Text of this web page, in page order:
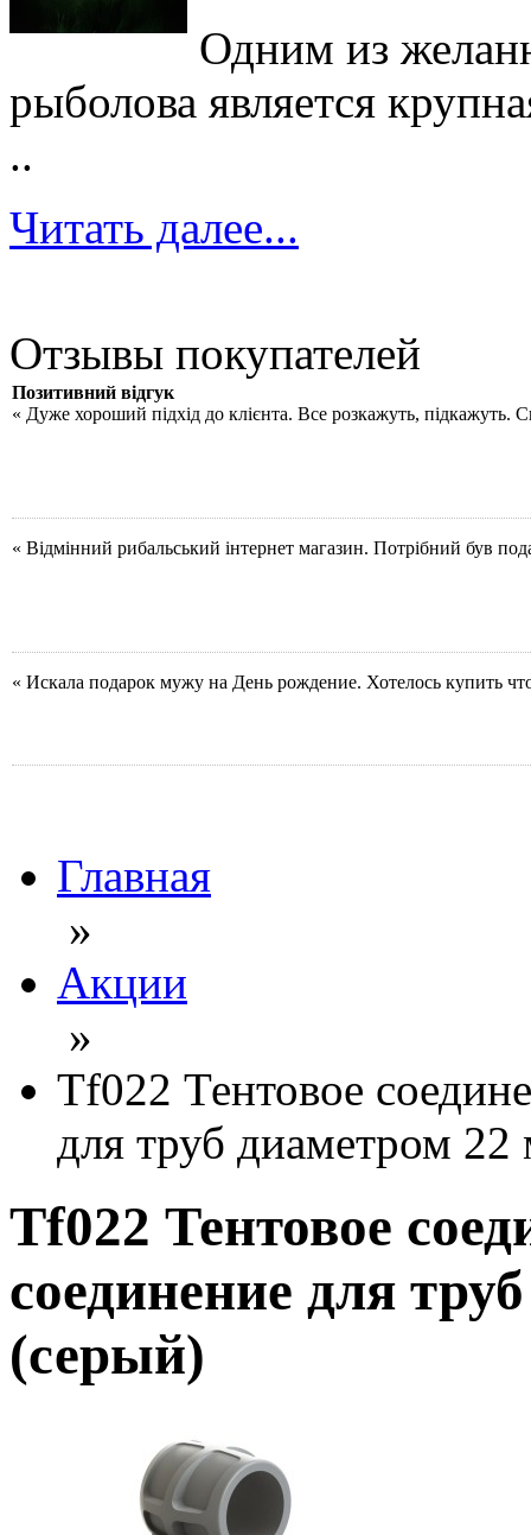
Одним из
рыболова является
..
Читать далее...
Отзывы покупателей
Позитивний відгук
« Дуже хороший підхід до клієнта. Все розкажуть, підкажуть.
« Відмінний рибальський інтернет магазин. Потрібний був
« Искала подарок мужу на День рождение. Хотелось купить
Главная
»
Акции
»
Tf022 Тентовое
для труб диаметром
Tf022 Тентовое
соединение для
(серый)